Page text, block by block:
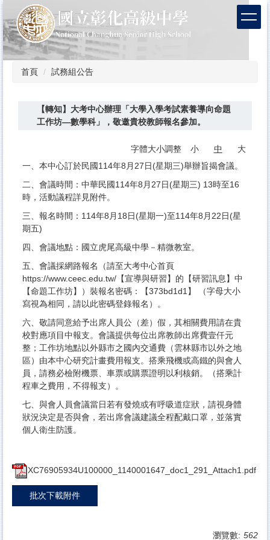
到
主
要
內
首頁 試務組公告
【轉知】大考中心辦理「大學入學考試素養導向命題
工作坊—數學科」，敬邀貴校教師報名參加。
字體大小調整 小 中
大
一、本中心訂於民國114年8月27日(星期三)舉辦旨揭會議。
二、會議時間：中華民國114年8月27日(星期三) 13時至16
時，活動議程詳見附件。
三、報名時間：114年8月18日(星期一)至114年8月22日(星
期五)
四、會議地點：國立虎尾高級中學－精微教室。
五、會議採網路報名（請至大考中心首頁
https://www.ceec.edu.tw/【宣導與研習】的【研習訊息】中
【命題工作坊】）裝報名密碼：【373bd1d1】 （字母大小
寫視為相同，請以此密碼登錄報名）。
六、敬請同意給予出席人員公（差）假，其相關費用請在貴
校對應項目中報支。會議提供每位出席教師出席費壹仟元
整；工作坊地點以外縣市之國內交通費（雲林縣市以外之地
區）由本中心研究計畫費用報支。搭乘飛機或高鐵的與會人
員，請務必檢附機票、車票或購票證明以利核銷。（搭乘計
程車之費用，不得報支）。
七、與會人員會議當日若有發燒或有呼吸道症狀，請視身體
狀況決定是否與會，若出席會議建議全程配戴口罩，並落實
個人衛生防護。
XC76905934U100000_1140001647_doc1_291_Attach1.pdf
批次下載附件
瀏覽數: 562